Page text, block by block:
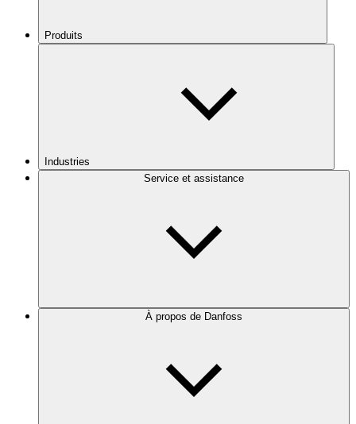
Produits
Industries
Service et assistance
À propos de Danfoss